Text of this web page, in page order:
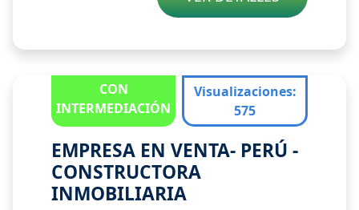
CON
INTERMEDIACIÓN
Visualizaciones:
575
EMPRESA EN VENTA- PERÚ -
CONSTRUCTORA
INMOBILIARIA